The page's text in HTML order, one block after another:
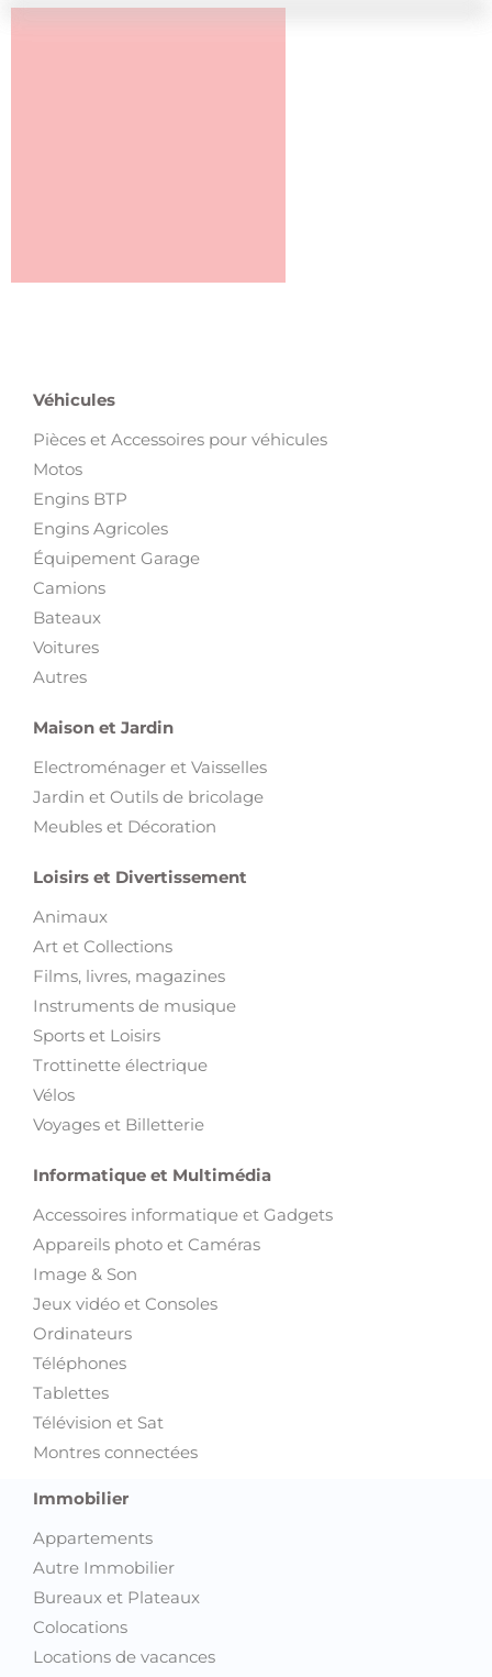
Véhicules
Pièces et Accessoires pour véhicules
Motos
Engins BTP
Engins Agricoles
Équipement Garage
Camions
Bateaux
Voitures
Autres
Maison et Jardin
Electroménager et Vaisselles
Jardin et Outils de bricolage
Meubles et Décoration
Loisirs et Divertissement
Animaux
Art et Collections
Films, livres, magazines
Instruments de musique
Sports et Loisirs
Trottinette électrique
Vélos
Voyages et Billetterie
Informatique et Multimédia
Accessoires informatique et Gadgets
Appareils photo et Caméras
Image & Son
Jeux vidéo et Consoles
Ordinateurs
Téléphones
Tablettes
Télévision et Sat
Montres connectées
Immobilier
Appartements
Autre Immobilier
Bureaux et Plateaux
Colocations
Locations de vacances